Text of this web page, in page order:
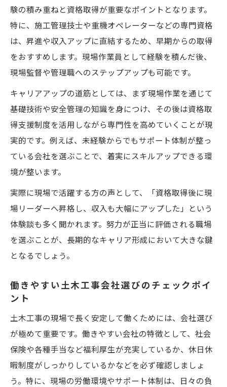
験の積み重ねと資格取得が重要なポイントとなります。
特に、施工管理技士や重機オペレーターなどの専門資格
は、昇進や収入アップに直結するため、早期からの取得
をおすすめします。現場作業員として経験を積んだ後、
現場監督や管理職へのステップアップも可能です。
キャリアアップの道筋としては、まず現場作業を通じて
基礎技術や安全管理の知識を身につけ、その後は資格取
得支援制度を活用しながら専門性を高めていくことが現
実的です。例えば、未経験からでもサポート体制が整っ
ている会社を選ぶことで、着実にスキルアップできる環
境が整います。
実際に現場で活躍する方の声として、「資格取得後に現
場リーダーへ昇格し、収入も大幅にアップした」という
体験談も多く聞かれます。努力が正当に評価される職場
を選ぶことが、長期的なキャリア形成において大きな鍵
となるでしょう。
働きやすい土木工事会社選びのチェックポイ
ント
土木工事の現場で長く安定して働くためには、会社選び
が極めて重要です。働きやすい会社の特徴として、社会
保険や各種手当など福利厚生が充実しているか、休日休
暇制度がしっかりしているかなどを必ず確認しましょ
う。特に、現場の労働環境やサポート体制は、日々の負